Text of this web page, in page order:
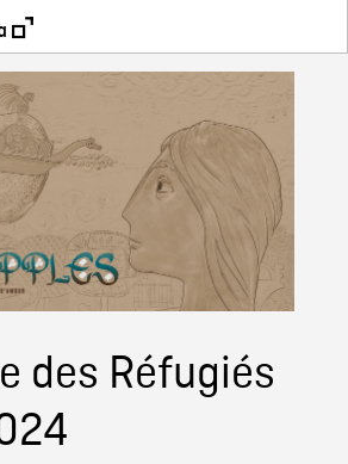
des Réfugiés